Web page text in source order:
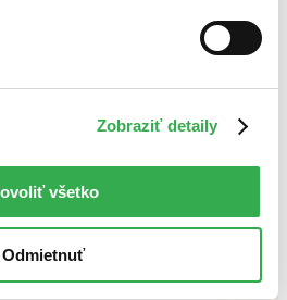
Zobraziť detaily
všetko
Odmietnuť
výraz.
knihu?